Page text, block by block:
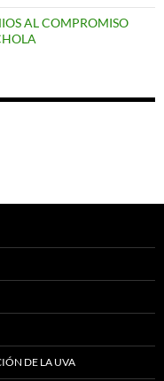
AL COMPROMISO
DE LA UVA